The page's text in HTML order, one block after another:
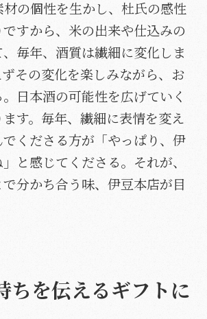
の個性を生かし、杜氏の感性
すから、米の出来や仕込みの
毎年、酒質は繊細に変化しま
その変化を楽しみながら、お
日本酒の可能性を広げていく
す。毎年、繊細に表情を変え
くださる方が「やっぱり、伊
と感じてくださる。それが、
分かち合う味、伊豆本店が目
ちを伝えるギフトに